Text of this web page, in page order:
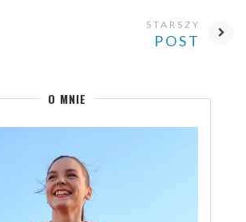
STARSZY
POST
O MNIE